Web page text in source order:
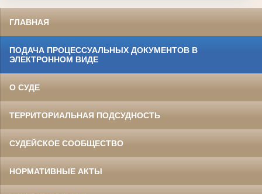
ГЛАВНАЯ
ПОДАЧА ПРОЦЕССУАЛЬНЫХ ДОКУМЕНТОВ В
ЭЛЕКТРОННОМ ВИДЕ
О СУДЕ
ТЕРРИТОРИАЛЬНАЯ ПОДСУДНОСТЬ
СУДЕЙСКОЕ СООБЩЕСТВО
НОРМАТИВНЫЕ АКТЫ